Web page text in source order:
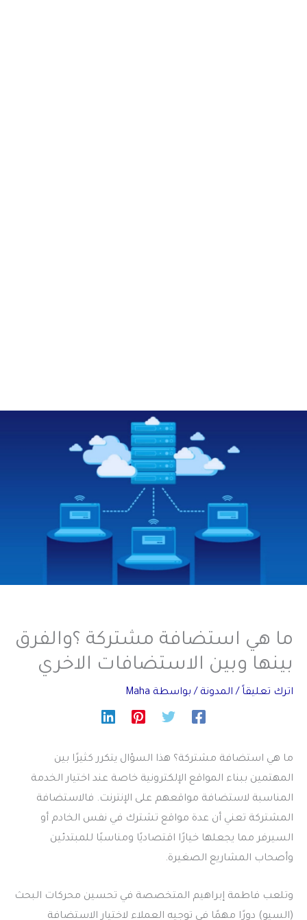
ما هي استضافة مشتركة ؟والفرق
بينها وبين الاستضافات الاخري
اترك تعليقاً / المدونة / بواسطة Maha
ما هي استضافة مشتركة؟ هذا السؤال يتكرر كثيرًا بين
المهتمين ببناء المواقع الإلكترونية خاصة عند اختيار الخدمة
المناسبة لاستضافة مواقعهم على الإنترنت. فالاستضافة
المشتركة تعني أن عدة مواقع تشترك في نفس الخادم أو
السيرفر مما يجعلها خيارًا اقتصاديًا ومناسبًا للمبتدئين
وأصحاب المشاريع الصغيرة.
وتلعب فاطمة إبراهيم المتخصصة في تحسين محركات البحث
(السيو) دورًا مهمًا في توجيه العملاء لاختيار الاستضافة